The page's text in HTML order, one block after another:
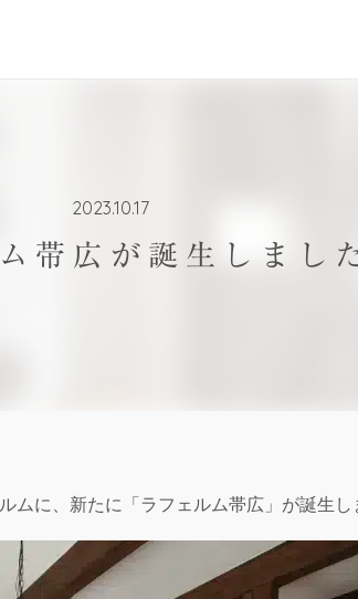
帯広が誕生しまし
2023.10.17
ムに、新たに「ラフェルム帯広」が誕生し